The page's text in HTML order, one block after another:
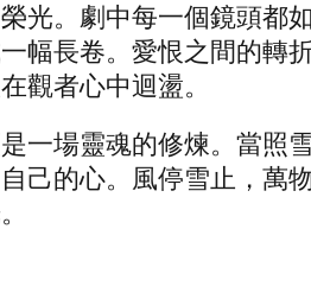
光。劇中每一個鏡頭都
幅長卷。愛恨之間的轉
觀者心中迴盪。
一場靈魂的修煉。當照
己的心。風停雪止，萬